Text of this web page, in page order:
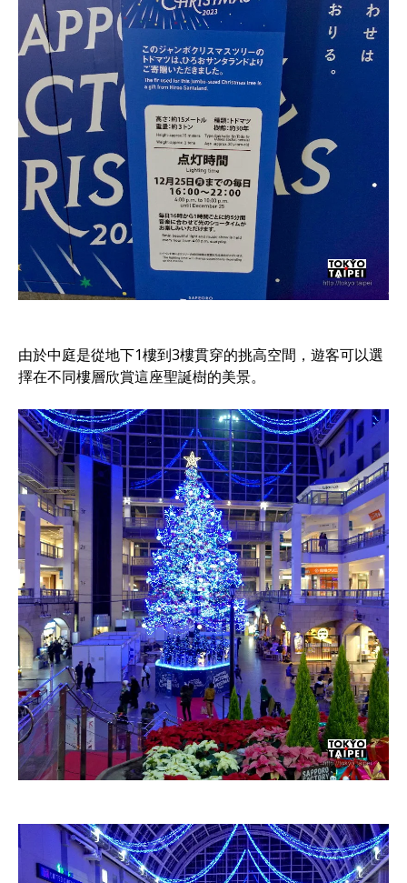
由於中庭是從地下1樓到3樓貫穿的挑高空間，遊客可以選
擇在不同樓層欣賞這座聖誕樹的美景。